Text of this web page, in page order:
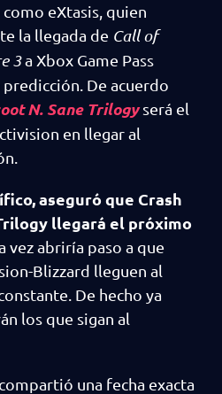
eXtasis, quien
la llegada de Call of
3a Xbox Game Pass
De acuerdo
N. Sane Trilogyserá el
en llegar al
aseguró que Crash
llegará el próximo
vez abriría paso a que
Blizzard lleguen al
De hecho ya
los que sigan al
una fecha exacta